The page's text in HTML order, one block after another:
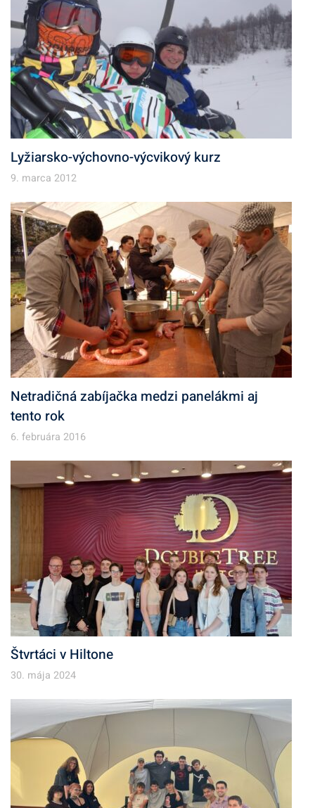
Lyžiarsko-výchovno-výcvikový kurz
9. marca 2012
Netradičná zabíjačka medzi panelákmi aj
tento rok
6. februára 2016
Štvrtáci v Hiltone
30. mája 2024